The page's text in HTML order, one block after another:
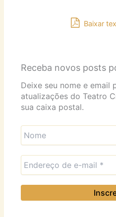
Baixar
Receba novos posts
Deixe seu nome e email
atualizações do Teatro
sua caixa postal.